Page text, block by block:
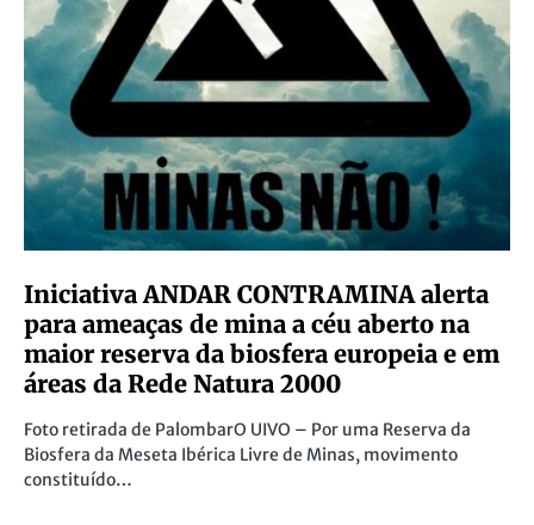
Iniciativa ANDAR CONTRAMINA alerta
para ameaças de mina a céu aberto na
maior reserva da biosfera europeia e em
áreas da Rede Natura 2000
Foto retirada de PalombarO UIVO – Por uma Reserva da
Biosfera da Meseta Ibérica Livre de Minas, movimento
constituído…